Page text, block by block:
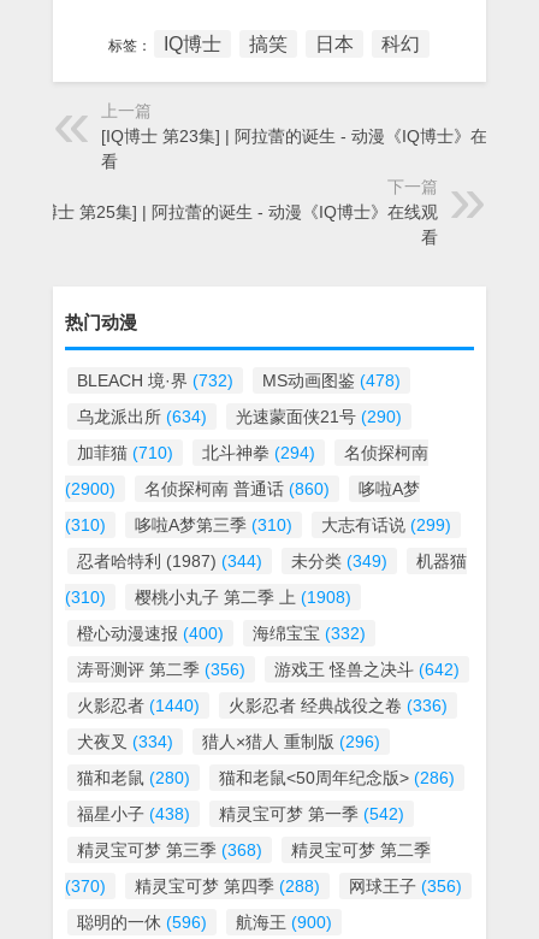
标签： IQ博士 搞笑 日本 科幻
上一篇
[IQ博士 第23集] | 阿拉蕾的诞生 - 动漫《IQ博士》在线观
看
下一篇
[IQ博士 第25集] | 阿拉蕾的诞生 - 动漫《IQ博士》在线观
看
热门动漫
BLEACH 境·界 (732) MS动画图鉴 (478)
乌龙派出所 (634) 光速蒙面侠21号 (290)
加菲猫 (710) 北斗神拳 (294)
名侦探柯南
(2900)
名侦探柯南 普通话 (860)
哆啦A梦
(310)
哆啦A梦第三季 (310) 大志有话说 (299)
忍者哈特利 (1987) (344) 未分类 (349)
机器猫
(310)
樱桃小丸子 第二季 上 (1908)
橙心动漫速报 (400) 海绵宝宝 (332)
涛哥测评 第二季 (356) 游戏王 怪兽之决斗 (642)
火影忍者 (1440) 火影忍者 经典战役之卷 (336)
犬夜叉 (334) 猎人×猎人 重制版 (296)
猫和老鼠 (280) 猫和老鼠<50周年纪念版> (286)
福星小子 (438) 精灵宝可梦 第一季 (542)
精灵宝可梦 第三季 (368)
精灵宝可梦 第二季
(370)
精灵宝可梦 第四季 (288) 网球王子 (356)
聪明的一休 (596) 航海王 (900)